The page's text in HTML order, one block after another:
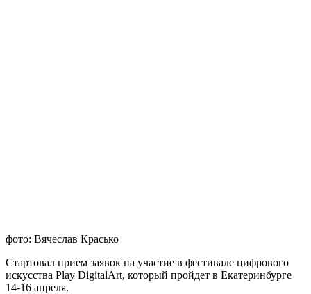
фото: Вячеслав Красько
Стартовал прием заявок на участие в фестивале цифрового
искусства Play DigitalArt, который пройдет в Екатеринбурге
14-16 апреля.